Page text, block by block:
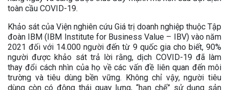
toàn cầu COVID-19.
Khảo sát của Viện nghiên cứu Giá trị doanh nghiệp thuộc Tập
đoàn IBM (IBM Institute for Business Value – IBV) vào năm
2021 đối với 14.000 người đến từ 9 quốc gia cho biết, 90%
người được khảo sát trả lời rằng, dịch COVID-19 đã làm
thay đổi cách nhìn của họ về các vấn đề liên quan đến môi
trường và tiêu dùng bền vững. Không chỉ vậy, người tiêu
dùng còn có động thái quay lưng, “hạn chế” sử dụng sản